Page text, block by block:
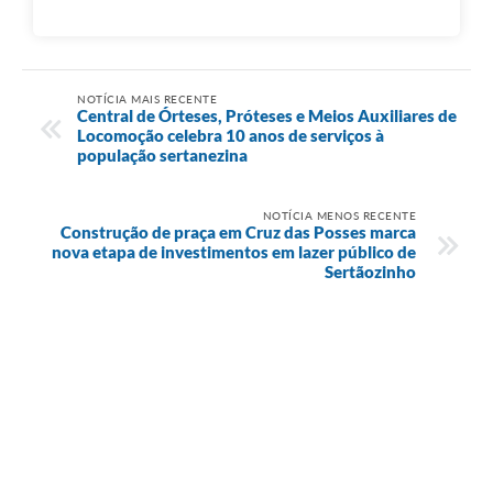
NOTÍCIA MAIS RECENTE
Central de Órteses, Próteses e Meios Auxiliares de
Locomoção celebra 10 anos de serviços à
população sertanezina
NOTÍCIA MENOS RECENTE
Construção de praça em Cruz das Posses marca
nova etapa de investimentos em lazer público de
Sertãozinho